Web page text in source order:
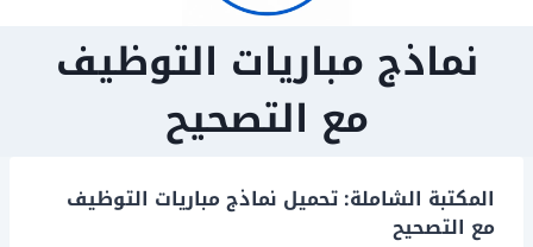
نماذج مباريات التوظيف
مع التصحيح
المكتبة الشاملة: تحميل نماذج مباريات التوظيف
مع التصحيح